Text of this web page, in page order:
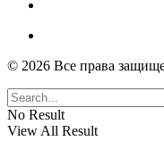
© 2026 Все права
No Result
View All Result